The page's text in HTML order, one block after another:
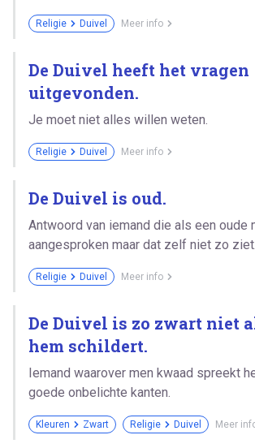
Religie Duivel Meer info
De Duivel heeft het vragen
uitgevonden.
Je moet niet alles willen weten.
Religie Duivel Meer info
De Duivel is oud.
Antwoord van iemand die als een oude
aangesproken maar dat zelf niet zo ziet.
Religie Duivel Meer info
De Duivel is zo zwart niet
hem schildert.
Iemand waarover men kwaad spreekt
goede onbelichte kanten.
Kleuren Zwart Religie Duivel Meer